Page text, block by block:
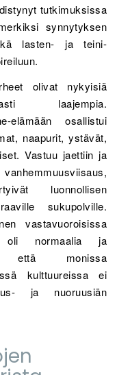
tutkimuksissa
synnytyksen
lasten- ja teini-
olivat nykyisiä
laajempia.
elämään osallistui
naapurit, ystävät,
Vastuu jaettiin ja
luonnollisen
sukupolville.
vastavuoroisissa
oli normaalia ja
että monissa
kulttuureissa ei
ja nuoruusiän